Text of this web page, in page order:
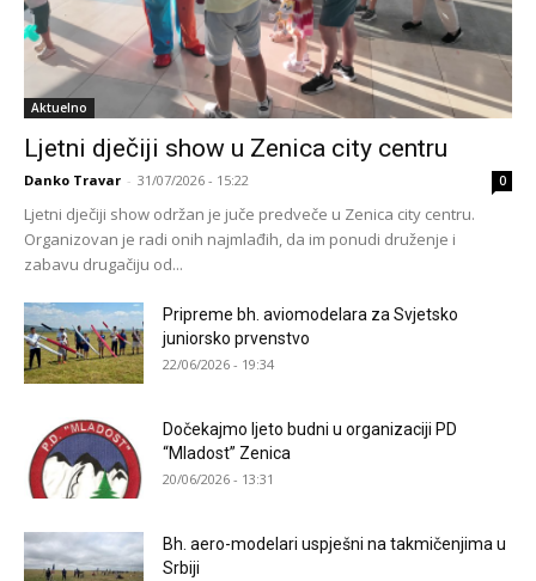
Aktuelno
Ljetni dječiji show u Zenica city centru
Danko Travar - 31/07/2026 - 15:22 0
Ljetni dječiji show održan je juče predveče u Zenica city centru.
Organizovan je radi onih najmlađih, da im ponudi druženje i
zabavu drugačiju od...
Pripreme bh. aviomodelara za Svjetsko
juniorsko prvenstvo
22/06/2026 - 19:34
Dočekajmo ljeto budni u organizaciji PD
“Mladost” Zenica
20/06/2026 - 13:31
Bh. aero-modelari uspješni na takmičenjima u
Srbiji